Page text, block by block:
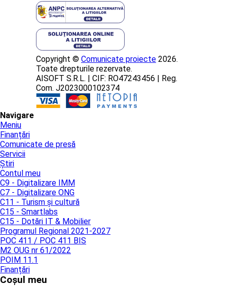
Copyright © Comunicate proiecte 2026.
Toate drepturile rezervate.
AISOFT S.R.L. | CIF: RO47243456 | Reg.
Com. J2023000102374
Navigare
Meniu
Finanțări
Comunicate de presă
Servicii
Știri
Contul meu
C9 - Digitalizare IMM
C7 - Digitalizare ONG
C11 - Turism și cultură
C15 - Smartlabs
C15 - Dotări IT & Mobilier
Programul Regional 2021-2027
POC 411 / POC 411 BIS
M2 OUG nr 61/2022
POIM 11.1
Finanțări
Coșul meu